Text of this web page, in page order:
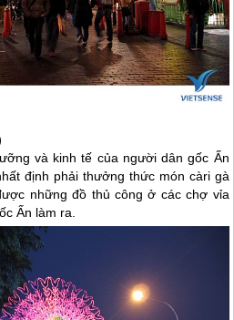
và kinh tế của người dân gốc Ấn
định phải thưởng thức món càri gà
những đồ thủ công ở các chợ vỉa
Ấn làm ra.